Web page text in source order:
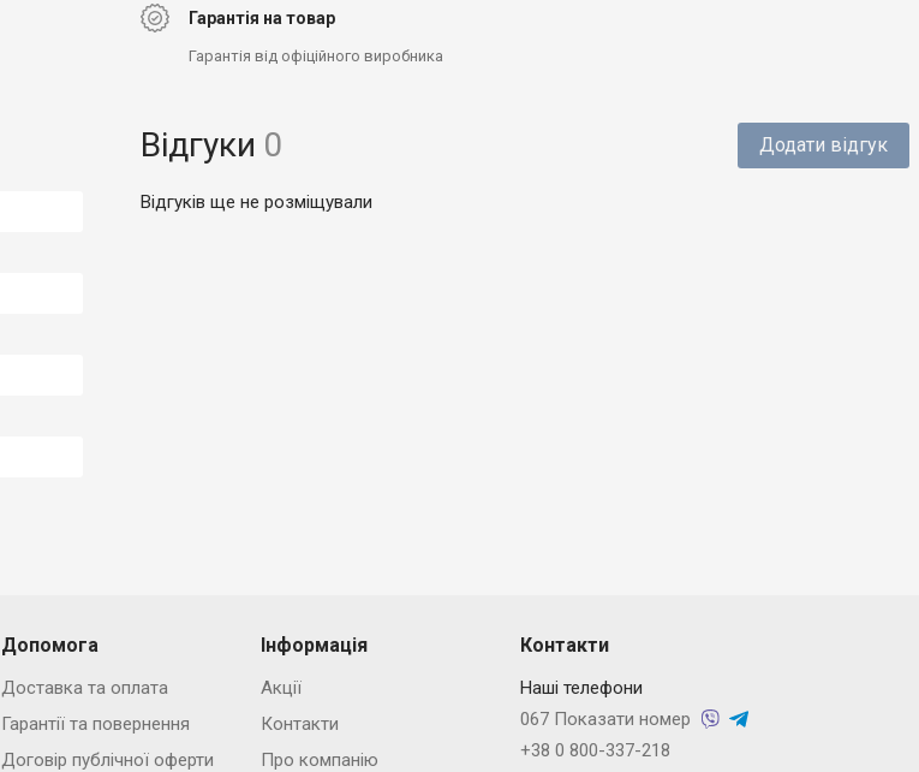
Гарантія на товар
Гарантія від офіційного виробника
Відгуки 0 Додати відгук
Відгуків ще не розміщували
Допомога
Доставка та оплата
Гарантії та повернення
Договір публічної оферти
Інформація
Акції
Контакти
Про компанію
Контакти
Наші телефони
067 Показати номер
+38 0 800-337-218